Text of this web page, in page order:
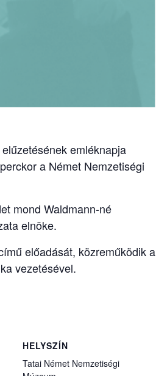
emléknapja
a Német Nemzetiségi
mond Waldmann-né
elnöke.
előadását, közreműködik a
vezetésével.
HELYSZÍN
Tatai Német Nemzetiségi